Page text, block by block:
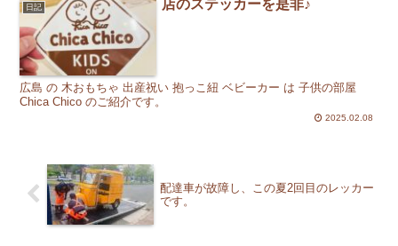
日記 店のステッカーを是非♪
広島 の 木おもちゃ 出産祝い 抱っこ紐 ベビーカー は 子供の部屋
Chica Chico のご紹介です。
2025.02.08
配達車が故障し、この夏2回目のレッカー
です。